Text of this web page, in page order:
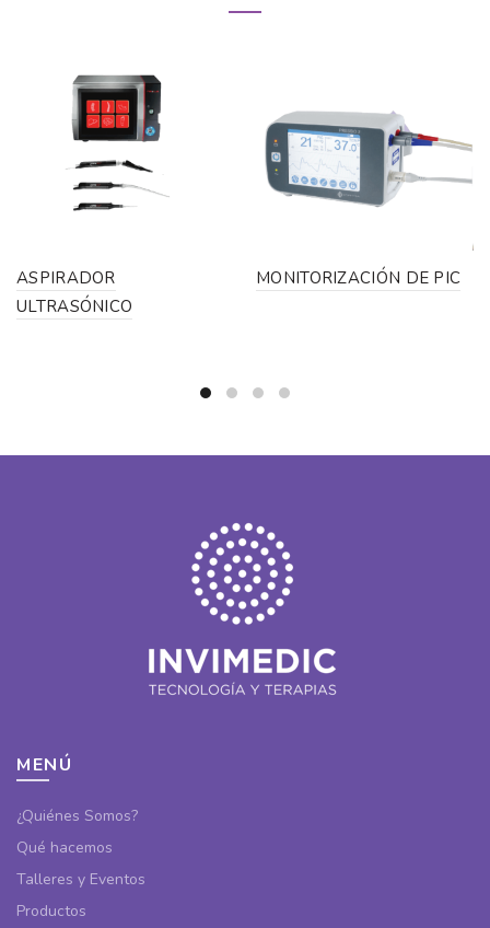
ASPIRADOR
ULTRASÓNICO
MONITORIZACIÓN DE PIC
MENÚ
¿Quiénes Somos?
Qué hacemos
Talleres y Eventos
Productos